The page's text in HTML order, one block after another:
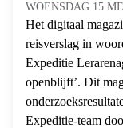
WOENSDAG 15
Het digitaal
reisverslag in
Expeditie
openblijft’. Dit
Expeditie-team